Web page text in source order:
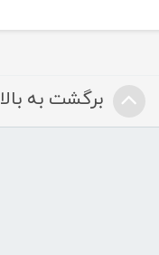
برگشت به بالا